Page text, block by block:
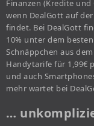
Finanzen (Kredite
wenn DealGott auf
findet. Bei DealGott
10% unter dem
Schnäppchen aus
Handytarife für 1,99€
und auch
mehr wartet bei
…